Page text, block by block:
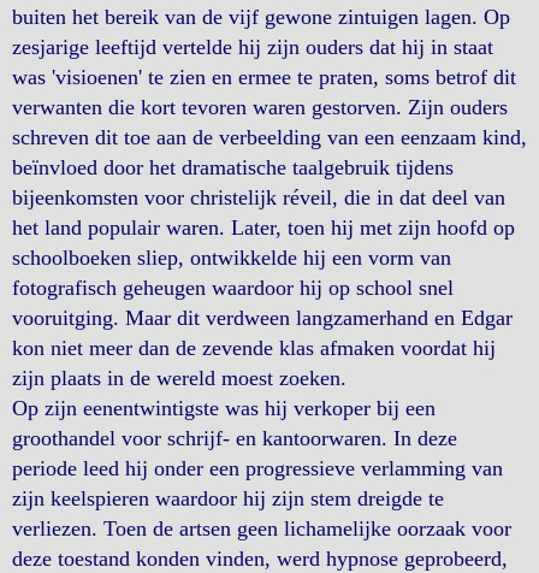
buiten het bereik van de vijf gewone zintuigen lagen. Op
zesjarige leeftijd vertelde hij zijn ouders dat hij in staat
was 'visioenen' te zien en ermee te praten, soms betrof dit
verwanten die kort tevoren waren gestorven. Zijn ouders
schreven dit toe aan de verbeelding van een eenzaam kind,
beïnvloed door het dramatische taalgebruik tijdens
bijeenkomsten voor christelijk réveil, die in dat deel van
het land populair waren. Later, toen hij met zijn hoofd op
schoolboeken sliep, ontwikkelde hij een vorm van
fotografisch geheugen waardoor hij op school snel
vooruitging. Maar dit verdween langzamerhand en Edgar
kon niet meer dan de zevende klas afmaken voordat hij
zijn plaats in de wereld moest zoeken.
Op zijn eenentwintigste was hij verkoper bij een
groothandel voor schrijf- en kantoorwaren. In deze
periode leed hij onder een progressieve verlamming van
zijn keelspieren waardoor hij zijn stem dreigde te
verliezen. Toen de artsen geen lichamelijke oorzaak voor
deze toestand konden vinden, werd hypnose geprobeerd,